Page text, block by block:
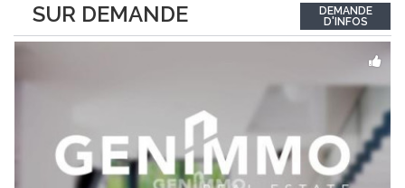
SUR DEMANDE
Liegenschaft in einem hervorragenden Zustand und vereint
zeitgemässen Wohnkomfort perfekt mit nachhaltiger
DEMANDE
D'INFOS